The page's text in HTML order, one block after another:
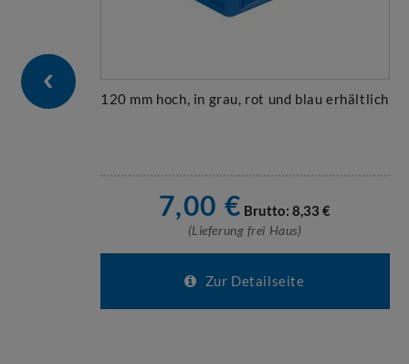
120 mm hoch, in grau, rot und blau erhältlich
7,00 € Brutto: 8,33 €
(Lieferung frei Haus)
Zur Detailseite